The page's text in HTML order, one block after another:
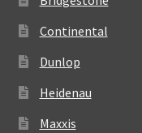
Continental
Dunlop
Heidenau
Maxxis